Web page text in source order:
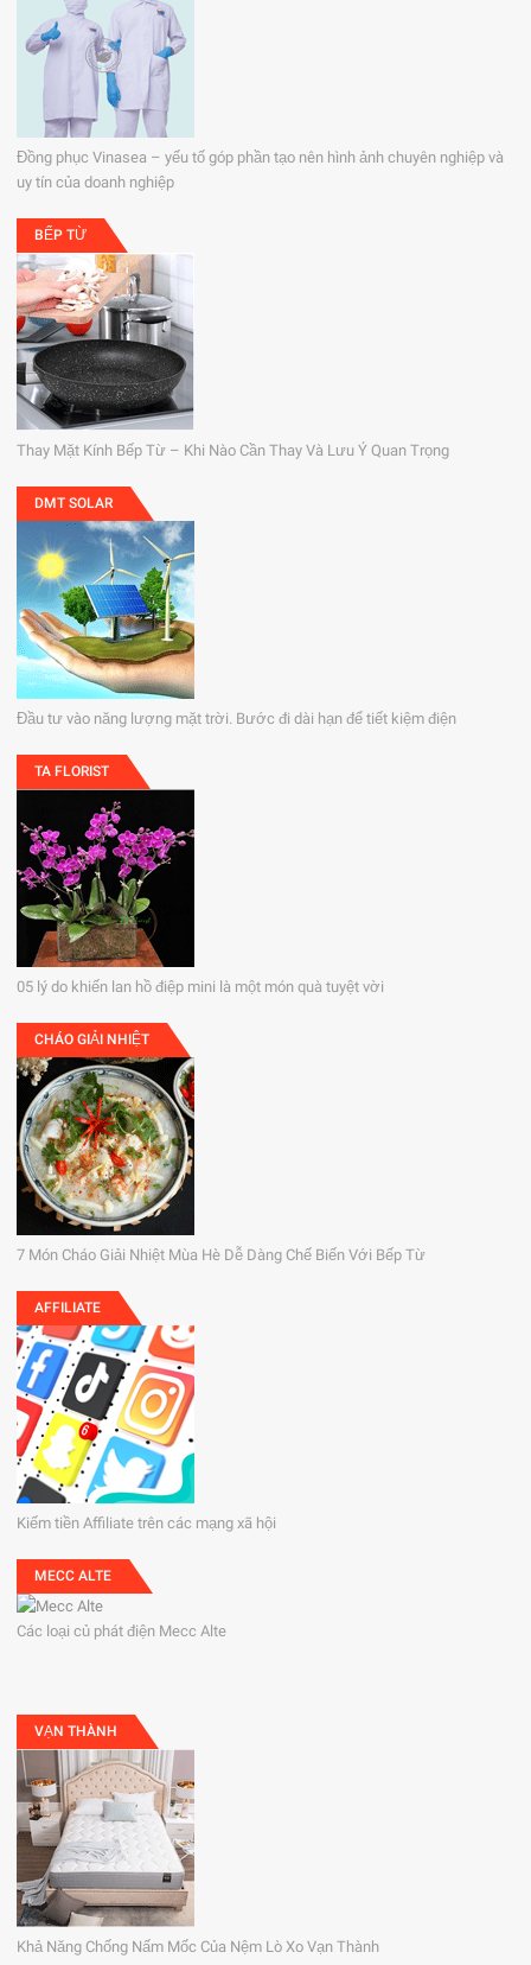
Đồng phục Vinasea – yếu tố góp phần tạo nên hình ảnh chuyên nghiệp và
uy tín của doanh nghiệp
BẾP TỪ
Thay Mặt Kính Bếp Từ – Khi Nào Cần Thay Và Lưu Ý Quan Trọng
DMT SOLAR
Đầu tư vào năng lượng mặt trời. Bước đi dài hạn để tiết kiệm điện
TA FLORIST
05 lý do khiến lan hồ điệp mini là một món quà tuyệt vời
CHÁO GIẢI NHIỆT
7 Món Cháo Giải Nhiệt Mùa Hè Dễ Dàng Chế Biến Với Bếp Từ
AFFILIATE
Kiếm tiền Affiliate trên các mạng xã hội
MECC ALTE
Các loại củ phát điện Mecc Alte
VẠN THÀNH
Khả Năng Chống Nấm Mốc Của Nệm Lò Xo Vạn Thành